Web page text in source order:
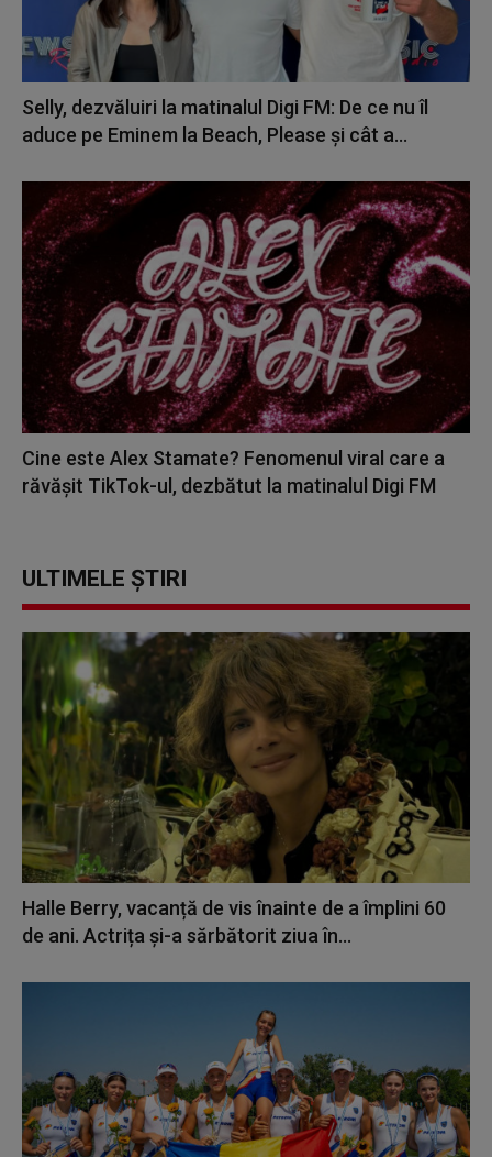
Selly, dezvăluiri la matinalul Digi FM: De ce nu îl
aduce pe Eminem la Beach, Please și cât a...
Cine este Alex Stamate? Fenomenul viral care a
răvășit TikTok-ul, dezbătut la matinalul Digi FM
ULTIMELE ȘTIRI
Halle Berry, vacanță de vis înainte de a împlini 60
de ani. Actrița și-a sărbătorit ziua în...